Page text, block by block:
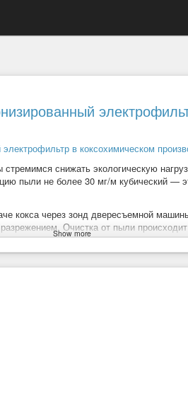
снижать экологическую
пыли не более 30 мг/м кубический —
кокса через зонд двересъемной
Очистка от пыли
пыли, которые впоследствии оседают в
Show more